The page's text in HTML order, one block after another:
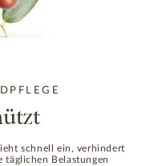
schnell ein, verhindert
täglichen Belastungen